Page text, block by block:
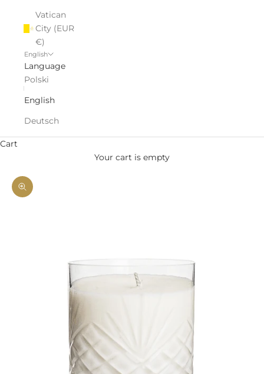
Vatican
City (EUR
€)
English
Language
Polski
English
Deutsch
Cart
Your cart is empty
Zoom picture